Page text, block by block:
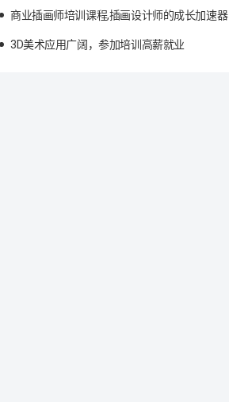
商业插画师培训课程,插画设计师的成长加速器
3D美术应用广阔，参加培训高薪就业